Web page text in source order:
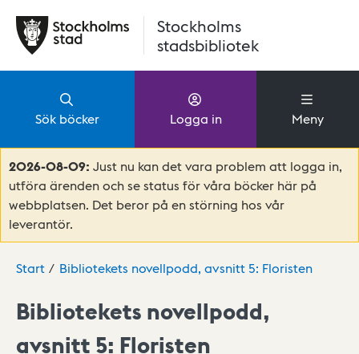
Stockholms
stadsbibliotek
Sök böcker Logga in Meny
2026-08-09: Just nu kan det vara problem att logga in,
utföra ärenden och se status för våra böcker här på
webbplatsen. Det beror på en störning hos vår
leverantör.
Start Bibliotekets novellpodd, avsnitt 5: Floristen
Bibliotekets novellpodd,
avsnitt 5: Floristen